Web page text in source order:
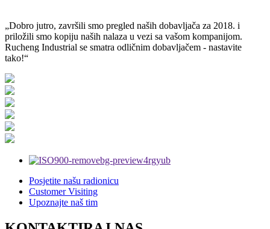
„Dobro jutro, završili smo pregled naših dobavljača za 2018. i
priložili smo kopiju naših nalaza u vezi sa vašom kompanijom.
Rucheng Industrial se smatra odličnim dobavljačem - nastavite
tako!“
Posjetite našu radionicu
Customer Visiting
Upoznajte naš tim